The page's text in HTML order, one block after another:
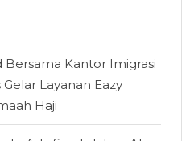
Kantor Imigrasi
Layanan Eazy
Haji